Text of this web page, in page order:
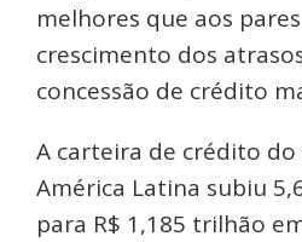
melhores que aos
crescimento dos
concessão de crédito
A carteira de crédito
América Latina subiu
para R$ 1,185 trilhão